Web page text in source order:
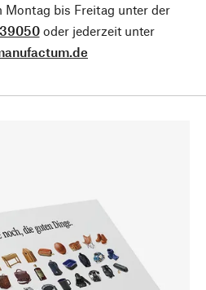
Montag bis Freitag unter der
oder jederzeit unter